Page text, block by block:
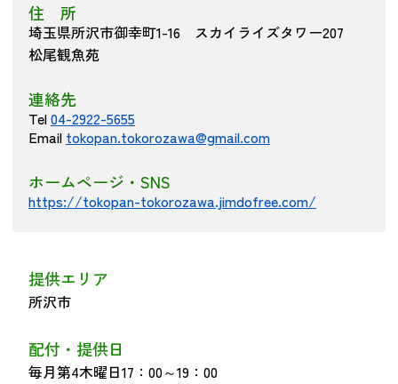
住 所
埼玉県所沢市御幸町1-16 スカイライズタワー207
松尾観魚苑
連絡先
Tel04-2922-5655
Email tokopan.tokorozawa@gmail.com
ホームページ・SNS
https://tokopan-tokorozawa.jimdofree.com/
提供エリア
所沢市
配付・提供日
毎月第4木曜日17：00～19：00